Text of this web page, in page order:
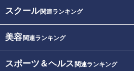
スクール関連ランキング
美容関連ランキング
スポーツ＆ヘルス 関連ランキング